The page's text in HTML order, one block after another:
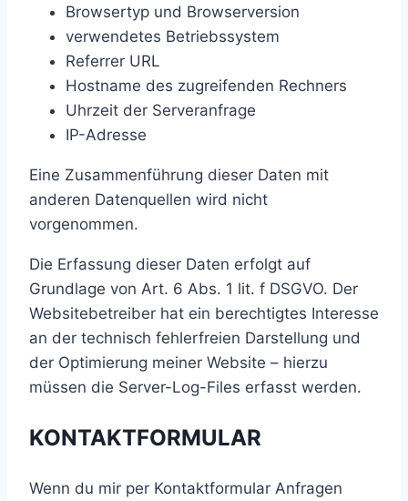
Browsertyp und Browserversion
verwendetes Betriebssystem
Referrer URL
Hostname des zugreifenden Rechners
Uhrzeit der Serveranfrage
IP-Adresse
Eine Zusammenführung dieser Daten mit
anderen Datenquellen wird nicht
vorgenommen.
Die Erfassung dieser Daten erfolgt auf
Grundlage von Art. 6 Abs. 1 lit. f DSGVO. Der
Websitebetreiber hat ein berechtigtes Interesse
an der technisch fehlerfreien Darstellung und
der Optimierung meiner Website – hierzu
müssen die Server-Log-Files erfasst werden.
KONTAKTFORMULAR
Wenn du mir per Kontaktformular Anfragen